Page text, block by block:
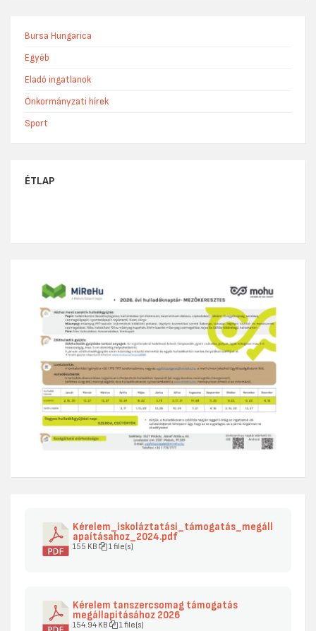
Bursa Hungarica
Egyéb
Eladó ingatlanok
Önkormányzati hírek
Sport
ÉTLAP
Kérelem_iskoláztatási_támogatás_megáll
apaításahoz_2024.pdf
155 KB 1 file(s)
Kérelem tanszercsomag támogatás
megállapításához 2026
154.94 KB 1 file(s)